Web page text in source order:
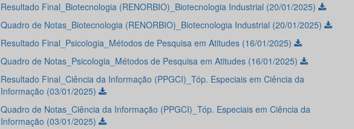
Resultado Final_Biotecnologia (RENORBIO)_Biotecnologia Industrial (20/01/2025)
Quadro de Notas_Biotecnologia (RENORBIO)_Biotecnologia Industrial (20/01/2025)
Resultado Final_Psicologia_Métodos de Pesquisa em Atitudes (16/01/2025)
Quadro de Notas_Psicologia_Métodos de Pesquisa em Atitudes (16/01/2025)
Resultado Final_Ciência da Informação (PPGCI)_Tóp. Especiais em Ciência da
Informação (03/01/2025)
Quadro de Notas_Ciência da Informação (PPGCI)_Tóp. Especiais em Ciência da
Informação (03/01/2025)